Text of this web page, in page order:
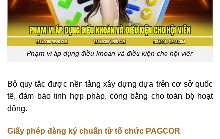
Phạm vi áp dụng điều khoản và điều kiện cho hội viên
Bộ quy tắc được nền tảng xây dựng dựa trên cơ sở quốc
tế, đảm bảo tính hợp pháp, công bằng cho toàn bộ hoạt
động.
Giấy phép đăng ký chuẩn từ tổ chức PAGCOR